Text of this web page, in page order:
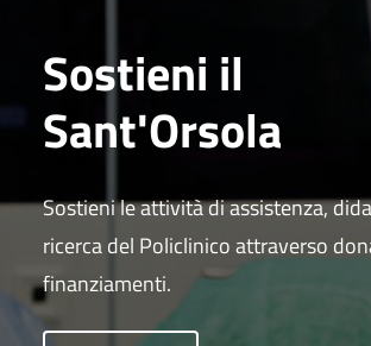
Sostieni il
Sant'Orsola
Sostieni le attività di assistenza,
ricerca del Policlinico attraverso
finanziamenti.